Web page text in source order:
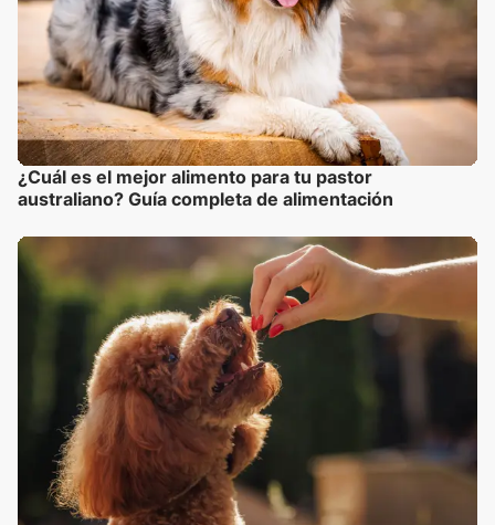
¿Cuál es el mejor alimento para tu pastor
australiano? Guía completa de alimentación